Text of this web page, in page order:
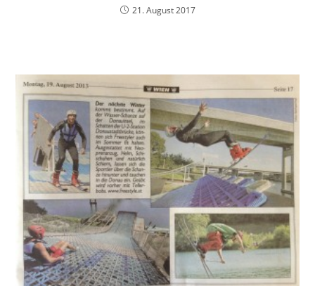
21. August 2017